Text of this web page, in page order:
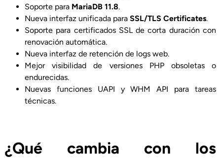
Soporte para MariaDB 11.8.
Nueva interfaz unificada para SSL/TLS Certificates.
Soporte para certificados SSL de corta duración con
renovación automática.
Nueva interfaz de retención de logs web.
Mejor visibilidad de versiones PHP obsoletas o
endurecidas.
Nuevas funciones UAPI y WHM API para tareas
técnicas.
¿Qué cambia con los